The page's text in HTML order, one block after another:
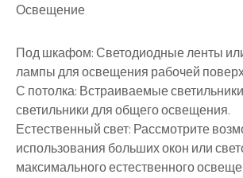
Освещение
Под шкафом: Светодиодные ленты
лампы для освещения рабочей
С потолка: Встраиваемые
светильники для общего освещения.
Естественный свет: Рассмотрите
использования больших окон или
максимального естественного